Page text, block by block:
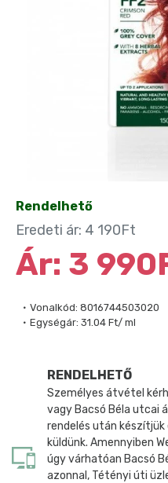
Vonalkód: 8016744503020
Egységár: 31.04 Ft/ ml
Rendelhető
Ár: 3
Eredeti ár: 4 190Ft
RENDELHETŐ
Személyes átvétel
vagy Bacsó Béla utcai
rendelés után
küldünk. Amennyiben
úgy várhatóan Bacsó
azonnal, Tétényi úti